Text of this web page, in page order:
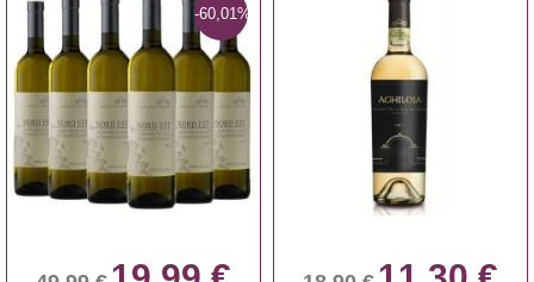
-60,01%